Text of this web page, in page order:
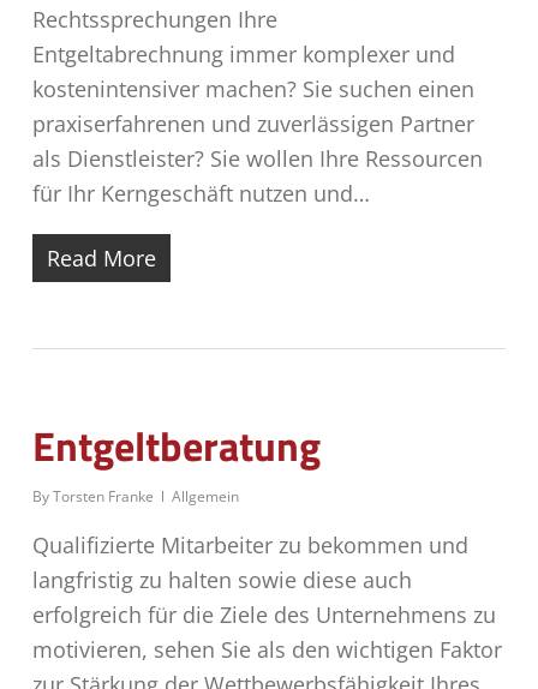
Rechtssprechungen Ihre
Entgeltabrechnung immer komplexer und
kostenintensiver machen? Sie suchen einen
praxiserfahrenen und zuverlässigen Partner
als Dienstleister? Sie wollen Ihre Ressourcen
für Ihr Kerngeschäft nutzen und…
Read More
Entgeltberatung
ByTorsten Franke Allgemein
Qualifizierte Mitarbeiter zu bekommen und
langfristig zu halten sowie diese auch
erfolgreich für die Ziele des Unternehmens zu
motivieren, sehen Sie als den wichtigen Faktor